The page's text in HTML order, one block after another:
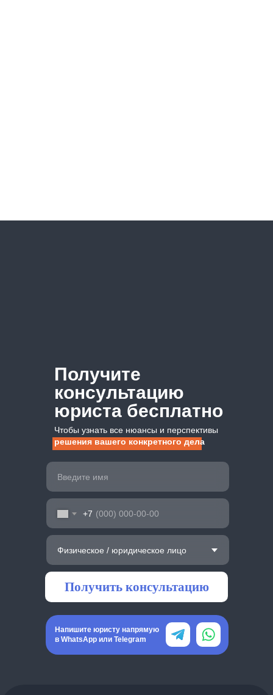
Получите
консультацию
юриста бесплатно
Чтобы узнать все нюансы и перспективы
решения вашего конкретного дела
+7
Получить консультацию
Напишите юристу напрямую
в WhatsApp или Telegram